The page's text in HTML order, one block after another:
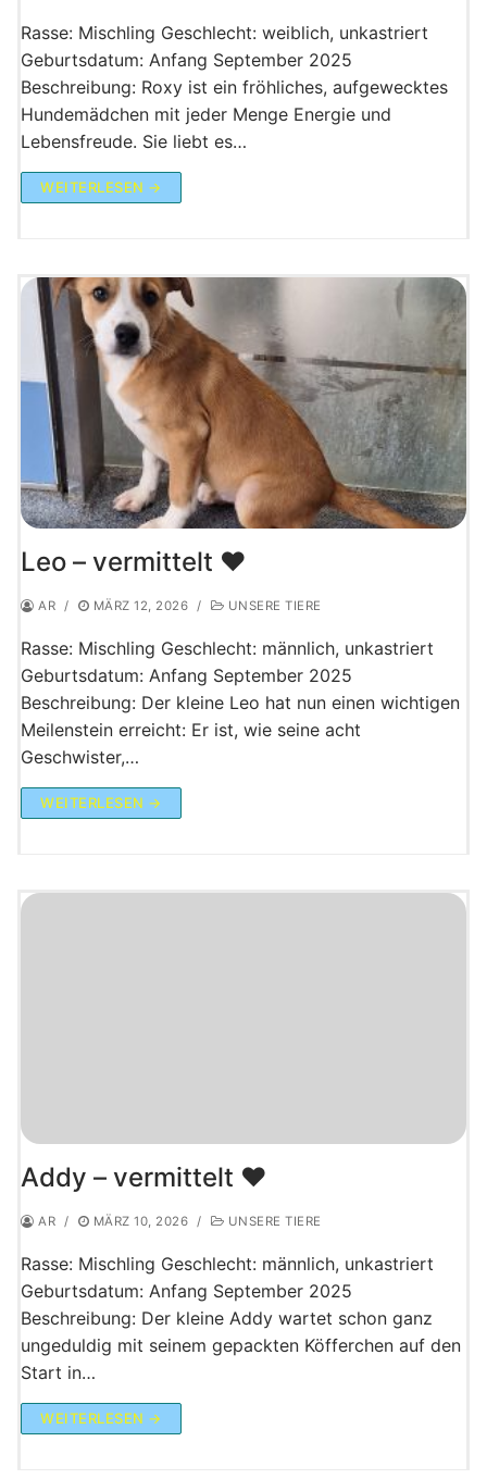
Rasse: Mischling Geschlecht: weiblich, unkastriert
Geburtsdatum: Anfang September 2025
Beschreibung: Roxy ist ein fröhliches, aufgewecktes
Hundemädchen mit jeder Menge Energie und
Lebensfreude. Sie liebt es…
WEITERLESEN →
Leo – vermittelt ♥️
AR / MÄRZ 12, 2026 / UNSERE TIERE
Rasse: Mischling Geschlecht: männlich, unkastriert
Geburtsdatum: Anfang September 2025
Beschreibung: Der kleine Leo hat nun einen wichtigen
Meilenstein erreicht: Er ist, wie seine acht
Geschwister,…
WEITERLESEN →
Addy – vermittelt ♥️
AR / MÄRZ 10, 2026 / UNSERE TIERE
Rasse: Mischling Geschlecht: männlich, unkastriert
Geburtsdatum: Anfang September 2025
Beschreibung: Der kleine Addy wartet schon ganz
ungeduldig mit seinem gepackten Köfferchen auf den
Start in…
WEITERLESEN →